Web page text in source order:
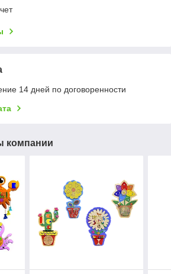
14 дней по договоренности
компании